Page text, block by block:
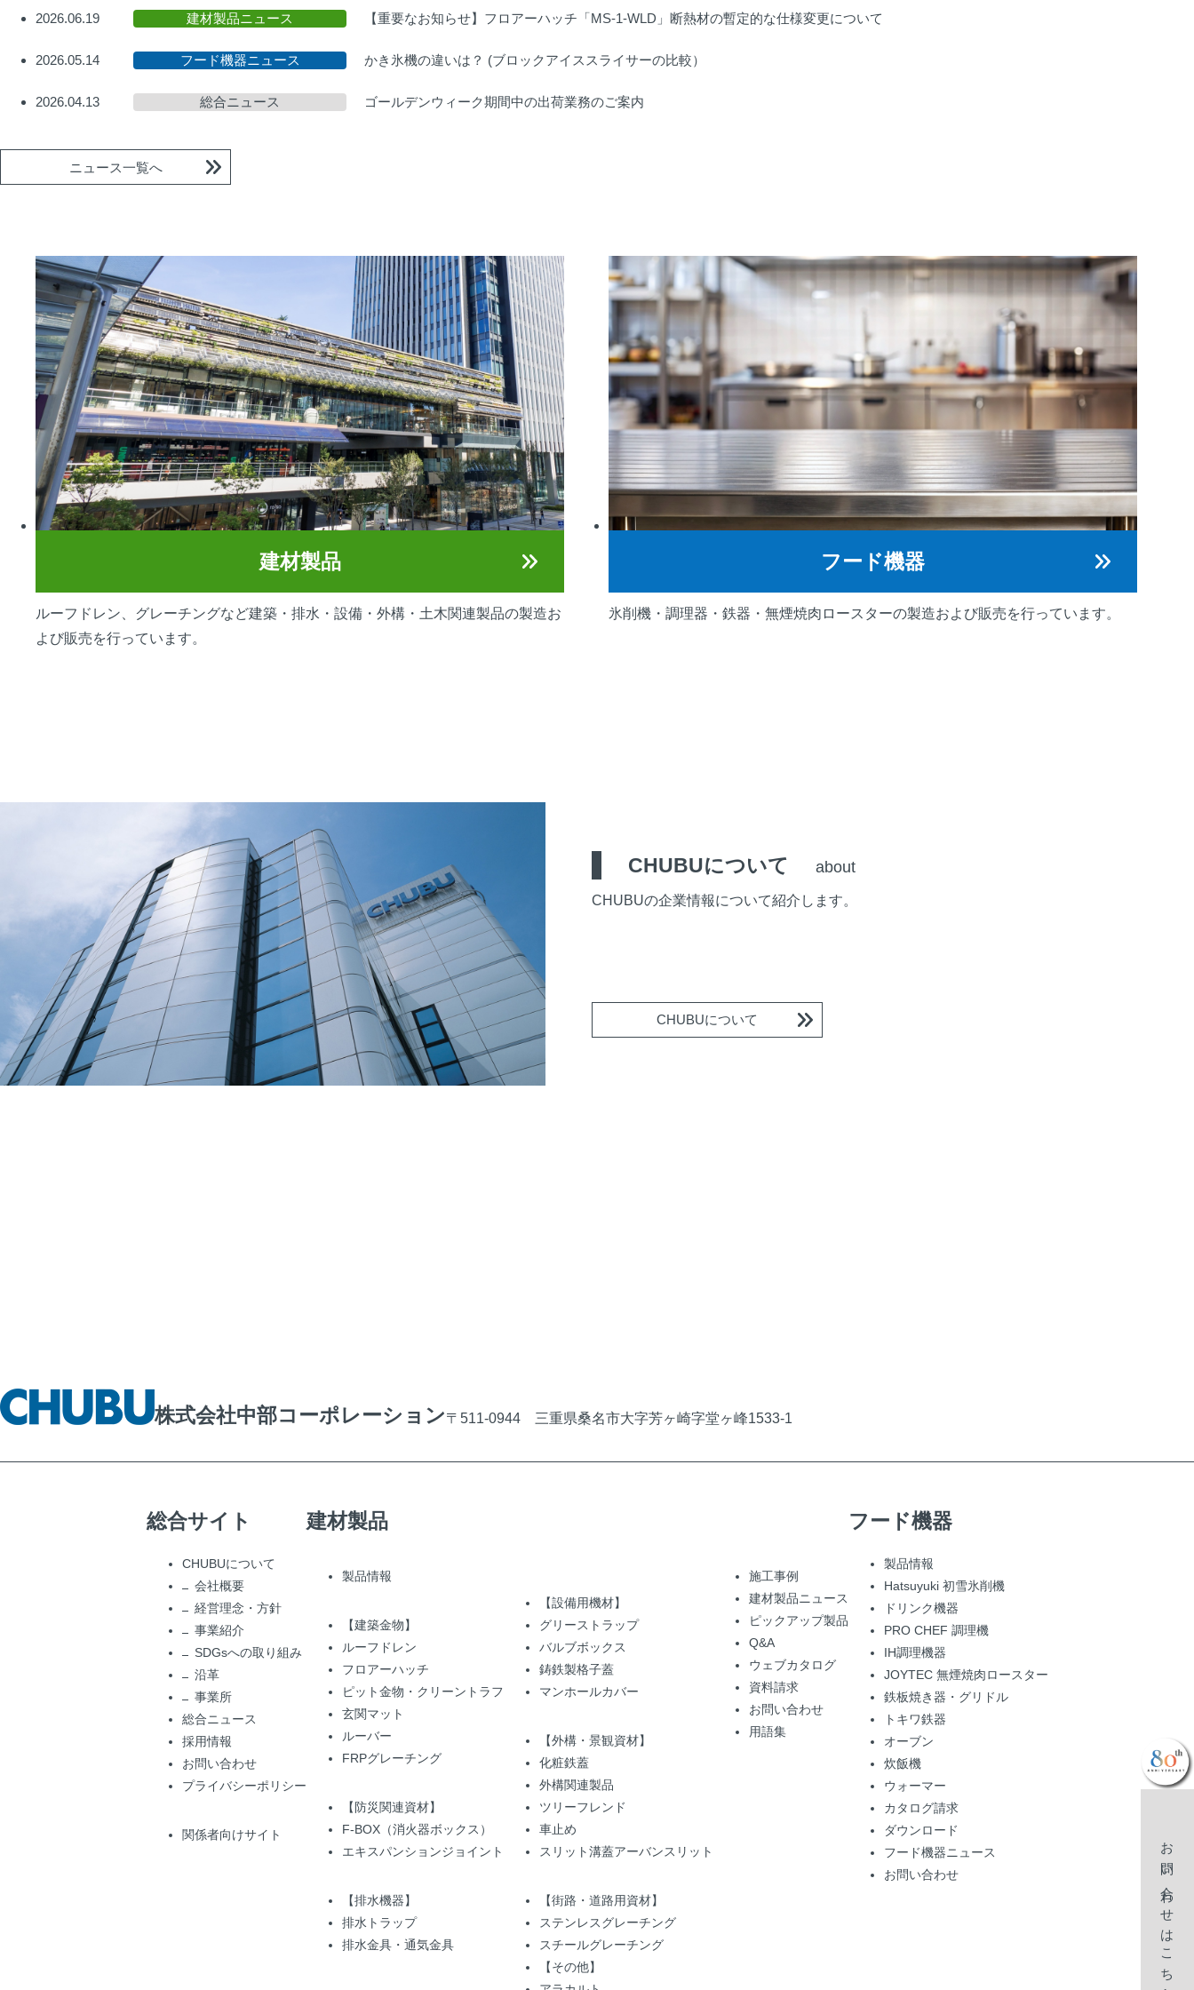
2026.06.19 建材製品ニュース 【重要なお知らせ】フロアーハッチ「MS-1-WLD」断熱材の暫定的な仕様変更について
2026.05.14 フード機器ニュース かき氷機の違いは？ (ブロックアイススライサーの比較）
2026.04.13 総合ニュース ゴールデンウィーク期間中の出荷業務のご案内
ニュース一覧へ
建材製品
ルーフドレン、グレーチングなど建築・排水・設備・外構・土木関連製品の製造お
よび販売を行っています。
フード機器
氷削機・調理器・鉄器・無煙焼肉ロースターの製造および販売を行っています。
CHUBUについて about
CHUBUの企業情報について紹介します。
CHUBUについて
株式会社中部コーポレーション〒511-0944 三重県桑名市大字芳ヶ崎字堂ヶ峰1533-1
総合サイト
CHUBUについて
会社概要
経営理念・方針
事業紹介
SDGsへの取り組み
沿革
事業所
総合ニュース
採用情報
お問い合わせ
プライバシーポリシー
関係者向けサイト
建材製品
製品情報
【建築金物】
ルーフドレン
フロアーハッチ
ピット金物・クリーントラフ
玄関マット
ルーバー
FRPグレーチング
【防災関連資材】
F-BOX（消火器ボックス）
エキスパンションジョイント
【排水機器】
排水トラップ
排水金具・通気金具
【設備用機材】
グリーストラップ
バルブボックス
鋳鉄製格子蓋
マンホールカバー
【外構・景観資材】
化粧鉄蓋
外構関連製品
ツリーフレンド
車止め
スリット溝蓋アーバンスリット
【街路・道路用資材】
ステンレスグレーチング
スチールグレーチング
【その他】
施工事例
建材製品ニュース
ピックアップ製品
Q&A
ウェブカタログ
資料請求
お問い合わせ
用語集
フード機器
製品情報
Hatsuyuki 初雪氷削機
ドリンク機器
PRO CHEF 調理機
IH調理機器
JOYTEC 無煙焼肉ロースター
鉄板焼き器・グリドル
トキワ鉄器
オーブン
炊飯機
ウォーマー
カタログ請求
ダウンロード
フード機器ニュース
お問い合わせ
お問い合わせはこちら